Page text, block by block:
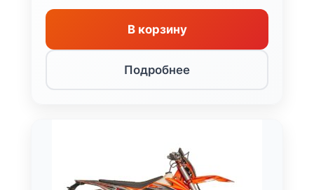
В корзину
Подробнее